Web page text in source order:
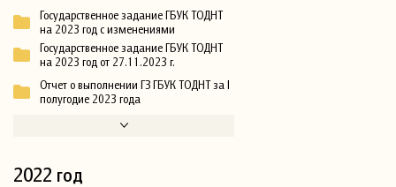
Государственное задание ГБУК ТОДНТ
на 2023 год с изменениями
Государственное задание ГБУК ТОДНТ
на 2023 год от 27.11.2023 г.
Отчет о выполнении ГЗ ГБУК ТОДНТ за I
полугодие 2023 года
2022 год